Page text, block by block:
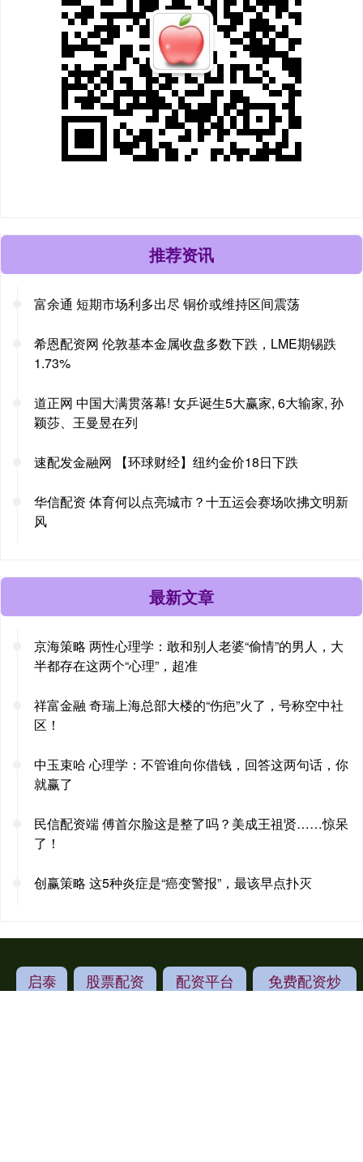
推荐资讯
富余通 短期市场利多出尽 铜价或维持区间震荡
希恩配资网 伦敦基本金属收盘多数下跌，LME期锡跌
1.73%
道正网 中国大满贯落幕! 女乒诞生5大赢家, 6大输家, 孙
颖莎、王曼昱在列
速配发金融网 【环球财经】纽约金价18日下跌
华信配资 体育何以点亮城市？十五运会赛场吹拂文明新
风
最新文章
京海策略 两性心理学：敢和别人老婆“偷情”的男人，大
半都存在这两个“心理”，超准
祥富金融 奇瑞上海总部大楼的“伤疤”火了，号称空中社
区！
中玉束哈 心理学：不管谁向你借钱，回答这两句话，你
就赢了
民信配资端 傅首尔脸这是整了吗？美成王祖贤……惊呆
了！
创赢策略 这5种炎症是“癌变警报”，最该早点扑灭
启泰
股票配资
配资平台
免费配资炒